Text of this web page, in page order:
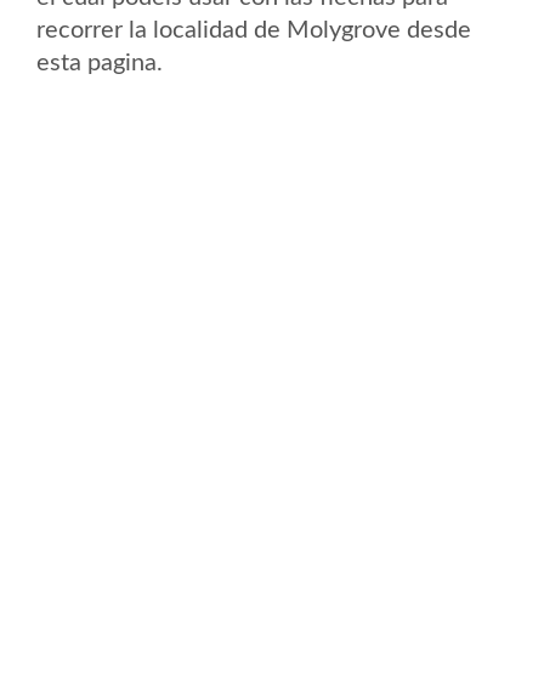
recorrer la localidad de Molygrove desde
esta pagina.